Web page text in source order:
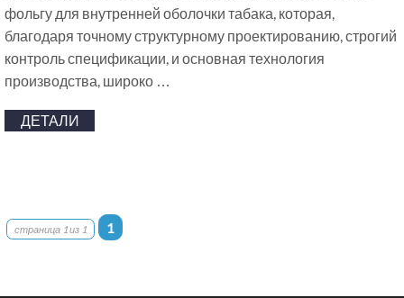
фольгу для внутренней оболочки табака, которая,
благодаря точному структурному проектированию, строгий
контроль спецификации, и основная технология
производства, широко …
ДЕТАЛИ
страница 1 из 1 1